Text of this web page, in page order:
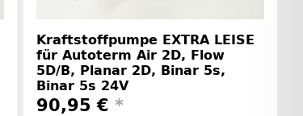
Kraftstoffpumpe EXTRA LEISE
für Autoterm Air 2D, Flow
5D/B, Planar 2D, Binar 5s,
Binar 5s 24V
90,95 € *